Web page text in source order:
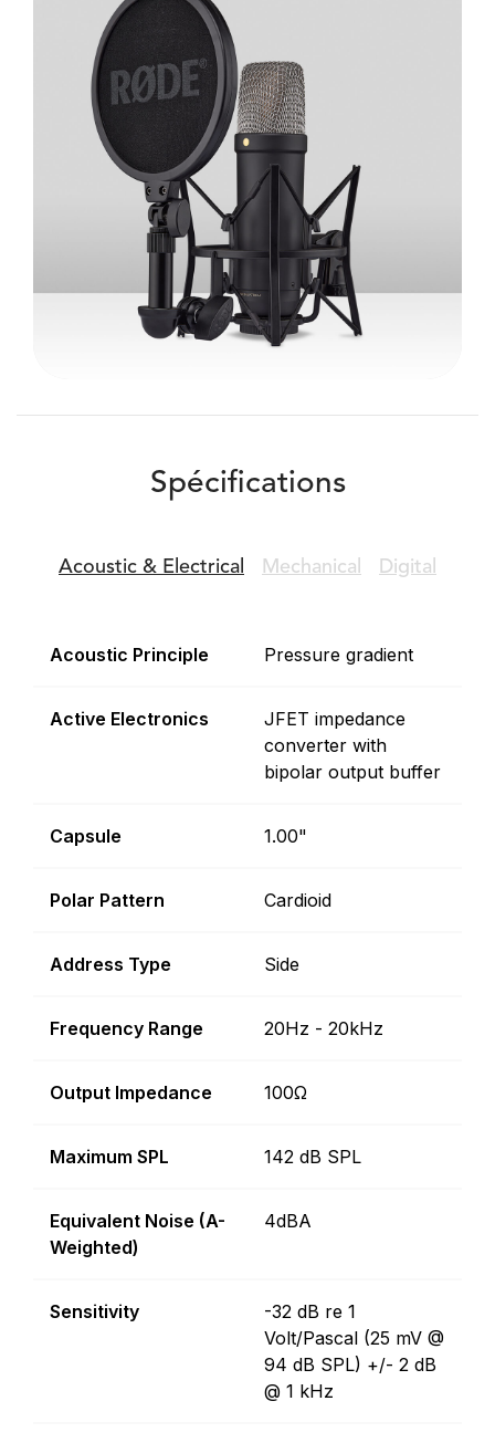
Spécifications
Acoustic & Electrical Mechanical Digital
Acoustic Principle Pressure gradient
Active Electronics
JFET impedance
converter with
bipolar output buffer
Capsule 1.00"
Polar Pattern Cardioid
Address Type Side
Frequency Range 20Hz - 20kHz
Output Impedance 100Ω
Maximum SPL 142 dB SPL
Equivalent Noise (A-
Weighted)
4dBA
Sensitivity
-32 dB re 1
Volt/Pascal (25 mV @
94 dB SPL) +/- 2 dB
@ 1 kHz